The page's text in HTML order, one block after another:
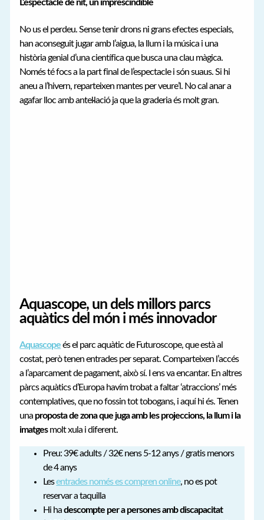
L’espectacle de nit, un imprescindible
No us el perdeu. Sense tenir drons ni grans efectes especials,
han aconseguit jugar amb l’aigua, la llum i la música i una
història genial d’una científica que busca una clau màgica.
Només té focs a la part final de l’espectacle i són suaus. Si hi
aneu a l’hivern, reparteixen mantes per veure’l. No cal anar a
agafar lloc amb antel·lació ja que la graderia és molt gran.
Aquascope, un dels millors parcs
aquàtics del món i més innovador
Aquascopeés el parc aquàtic de Futuroscope, que està al
costat, però tenen entrades per separat. Comparteixen l’accés
a l’aparcament de pagament, això sí. I ens va encantar. En altres
pàrcs aquàtics d’Europa havím trobat a faltar ‘atraccions’ més
contemplatives, que no fossin tot tobogans, i aquí hi és. Tenen
una proposta de zona que juga amb les projeccions, la llum i la
imatgesmolt xula i diferent.
Preu: 39€ adults / 32€ nens 5-12 anys / gratis menors
de 4 anys
Lesentrades només es compren online, no es pot
reservar a taquilla
Hi hadescompte per a persones amb discapacitat